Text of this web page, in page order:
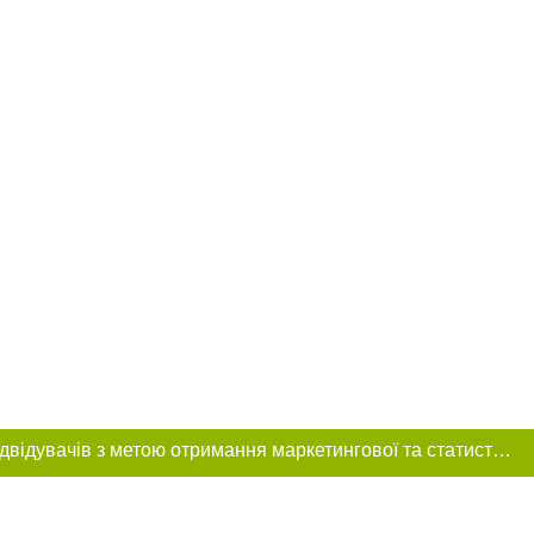
Цей сайт використовує «cookies». Також веб-сайт використовує інтернет-сервіс для збору технічних даних стосовно відвідувачів з метою отримання маркетингової та статистичної інформації. Умови обробки даних відвідувачів сайту див.